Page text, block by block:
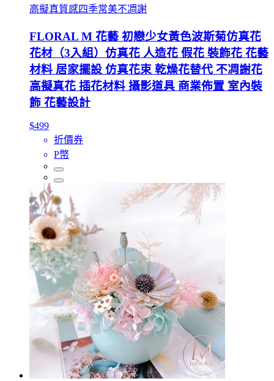
高擬真質感四季常美不凋謝
FLORAL M 花藝 初戀少女黃色波斯菊仿真花
花材（3入組）仿真花 人造花 假花 裝飾花 花藝
材料 居家擺設 仿真花束 乾燥花替代 不凋謝花
高擬真花 插花材料 攝影道具 商業佈置 室內裝
飾 花藝設計
$499
折價券
P幣